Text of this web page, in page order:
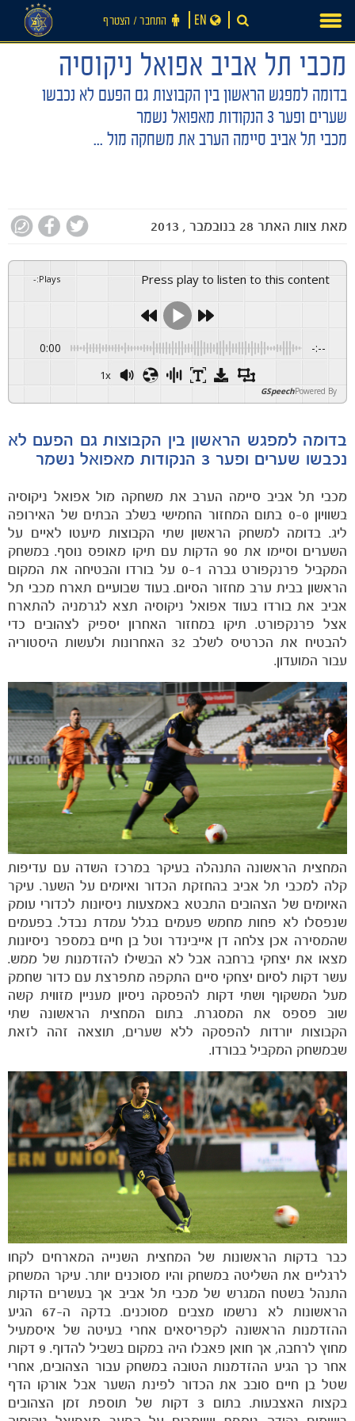
חדשות
הקבוצות
משחקים
ותוצאות
content
התחבר ‪/‬ הצטרף EN
מכבי תל אביב אפואל ניקוסיה
בדומה למפגש הראשון בין הקבוצות גם הפעם לא נכבשו
שערים ופער 3 הנקודות מאפואל נשמר
מכבי תל אביב סיימה הערב את משחקה מול ...
מאת צוות האתר 28 בנובמבר , 2013
Press play to listen to this content
Plays
:
-
0:00 -:--
1x
Powered By
GSpeech
בדומה למפגש הראשון בין הקבוצות גם הפעם לא
נכבשו שערים ופער 3 הנקודות מאפואל נשמר
מכבי תל אביב סיימה הערב את משחקה מול אפואל ניקוסיה
בשוויון 0-0 בתום המחזור החמישי בשלב הבתים של האירופה
ליג. בדומה למשחק הראשון שתי הקבוצות מיעטו לאיים על
השערים וסיימו את 90 הדקות עם תיקו מאופס נוסף. במשחק
המקביל פרנקפורט גברה 0-1 על בורדו והבטיחה את המקום
הראשון בבית ערב מחזור הסיום. בעוד שבועיים תארח מכבי תל
אביב את בורדו בעוד אפואל ניקוסיה תצא לגרמניה להתארח
אצל פרנקפורט. תיקו במחזור האחרון יספיק לצהובים כדי
להבטיח את הכרטיס לשלב 32 האחרונות ולעשות היסטוריה
עבור המועדון.
המחצית הראשונה התנהלה בעיקר במרכז השדה עם עדיפות
קלה למכבי תל אביב בהחזקת הכדור ואיומים על השער. עיקר
האיומים של הצהובים התבטא באמצעות ניסיונות לכדורי עומק
שנפסלו לא פחות מחמש פעמים בגלל עמדת נבדל. בפעמים
שהמסירה אכן צלחה דן אייבינדר וטל בן חיים במספר ניסיונות
מצאו את יצחקי ברחבה אבל לא הבשילו להזדמנות של ממש.
עשר דקות לסיום יצחקי סיים התקפה מתפרצת עם כדור שחמק
מעל המשקוף ושתי דקות להפסקה ניסיון מעניין מזווית קשה
שוב פספס את המסגרת. בתום המחצית הראשונה שתי
הקבוצות יורדות להפסקה ללא שערים, תוצאה זהה לזאת
שבמשחק המקביל בבורדו.
כבר בדקות הראשונות של המחצית השנייה המארחים לקחו
לרגליים את השליטה במשחק והיו מסוכנים יותר. עיקר המשחק
התנהל בשטח המגרש של מכבי תל אביב אך בעשרים הדקות
הראשונות לא נרשמו מצבים מסוכנים. בדקה ה-67 הגיע
ההזדמנות הראשונה לקפריסאים אחרי בעיטה של איסמעיל
מחוץ לרחבה, אך חואן פאבלו היה במקום בשביל להדוף. 9 דקות
אחר כך הגיע ההזדמנות הטובה במשחק עבור הצהובים, אחרי
שטל בן חיים סובב את הכדור לפינת השער אבל אורקו הדף
בקצות האצבעות. בתום 3 דקות של תוספת זמן הצהובים